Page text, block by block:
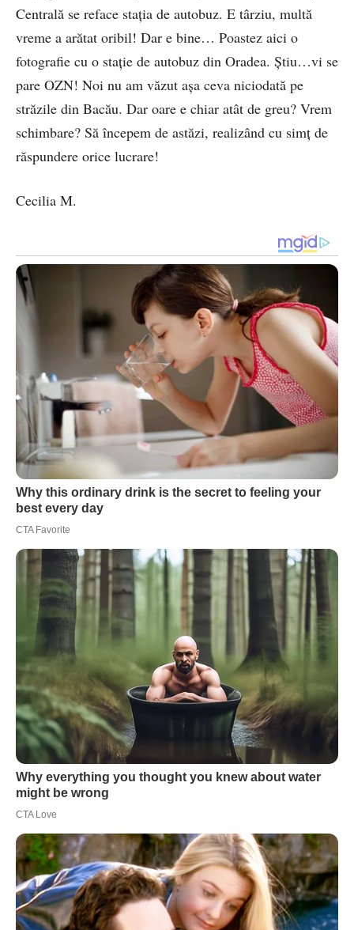
Centrală se reface stația de autobuz. E târziu, multă
vreme a arătat oribil! Dar e bine… Poastez aici o
fotografie cu o stație de autobuz din Oradea. Știu…vi se
pare OZN! Noi nu am văzut așa ceva niciodată pe
străzile din Bacău. Dar oare e chiar atât de greu? Vrem
schimbare? Să începem de astăzi, realizând cu simț de
răspundere orice lucrare!
Cecilia M.